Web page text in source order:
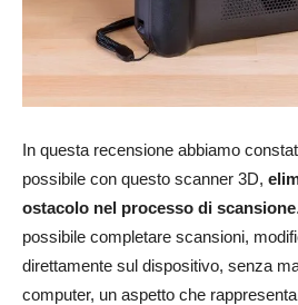
In questa recensione abbiamo
possibile con questo scanner 3D,
ostacolo nel processo di scansione
possibile completare scansioni,
direttamente sul dispositivo, senza
computer, un aspetto che